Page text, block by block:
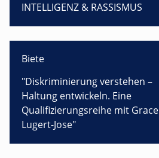
INTELLIGENZ & RASSISMUS
Biete
"Diskriminierung verstehen –
Haltung entwickeln. Eine
Qualifizierungsreihe mit Grace
Lugert-Jose"